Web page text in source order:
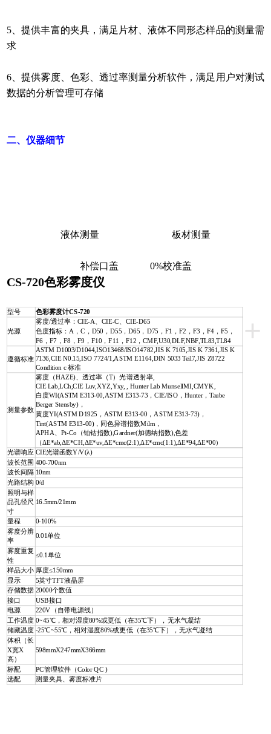
5、提供丰富的夹具，满足片材、液体不同形态样品的测量需
求
6、提供雾度、色彩、透过率测量分析软件，满足用户对测试
数据的分析管理可存储
二、仪器细节
液体测量 板材测量
补偿口盖 0%校准盖
CS-720色彩雾度仪
+
型号 色彩雾度计CS-720
光源
雾度/透过率：CIE-A、CIE-C、CIE-D65
色度指标：A，C，D50，D55，D65，D75，F1，F2，F3，F4，F5，
F6，F7，F8，F9，F10，F11，F12，CMF,U30,DLF,NBF,TL83,TL84
遵循标准
ASTM D1003/D1044,ISO13468/ISO14782,JIS K 7105,JIS K 7361,JIS K
7136,CIE N0.15,ISO 7724/1,ASTM E1164,DIN 5033 Teil7,JIS Z8722
Condition c 标准
测量参数
雾度（HAZE)、透过率（T）光谱透射率,
CIE Lab,LCh,CIE Luv,XYZ,Yxy, , Hunter Lab MunsellMI,CMYK,
白度WI(ASTM E313-00,ASTM E313-73，CIE/ISO，Hunter，Taube
Berger Stensby)，
黄度YI(ASTM D1925，ASTM E313-00，ASTM E313-73)，
Tint(ASTM E313-00)，同色异谱指数Milm，
APHA、Pt-Co（铂钴指数),Gardner(加德纳指数),色差
（ΔE*ab,ΔE*CH,ΔE*uv,ΔE*cmc(2:1),ΔE*cmc(1:1),ΔE*94,ΔE*00）
光谱响应 CIE光谱函数Y/V(λ)
波长范围 400-700nm
波长间隔 10nm
光路结构 0/d
照明与样
品孔径尺
寸
16.5mm/21mm
量程 0-100%
雾度分辨
率
0.01单位
雾度重复
性
≤0.1单位
样品大小 厚度≤150mm
显示
5英寸TFT液晶屏
存储数据 20000个数值
接口 USB接口
电源
220V（自带电源线）
工作温度 0~45℃，相对湿度80%或更低（在35℃下），无水气凝结
储藏温度 -25℃~55℃，相对湿度80%或更低（在35℃下），无水气凝结
体积（长
X宽X
高）
598mmX247mmX366mm
标配 PC管理软件（Color QC )
选配 测量夹具、雾度标准片